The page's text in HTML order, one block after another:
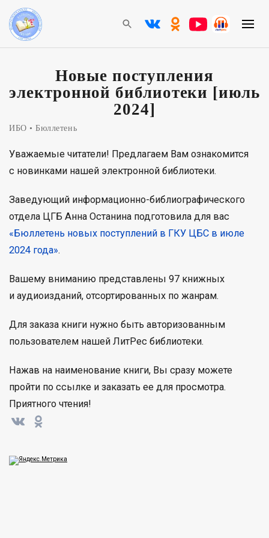
Новые поступления
электронной библиотеки [июль
2024]
ИБО Бюллетень
Уважаемые читатели! Предлагаем Вам ознакомится
с новинками нашей электронной библиотеки.
Заведующий информационно-библиографического
отдела ЦГБ Анна Останина подготовила для вас
«Бюллетень новых поступлений в ГКУ ЦБС в июле
2024 года».
Вашему вниманию представлены 97 книжных
и аудиоизданий, отсортированных по жанрам.
Для заказа книги нужно быть авторизованным
пользователем нашей ЛитРес библиотеки.
Нажав на наименование книги, Вы сразу можете
пройти по ссылке и заказать ее для просмотра.
Приятного чтения!